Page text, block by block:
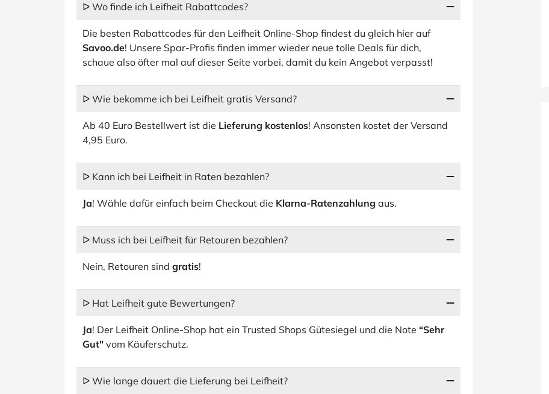
ᐅ Wo finde ich Leifheit Rabattcodes?
Die besten Rabattcodes für den Leifheit Online-Shop findest du gleich hier auf
Savoo.de! Unsere Spar-Profis finden immer wieder neue tolle Deals für dich,
schaue also öfter mal auf dieser Seite vorbei, damit du kein Angebot verpasst!
ᐅ Wie bekomme ich bei Leifheit gratis Versand?
Ab 40 Euro Bestellwert ist die Lieferung kostenlos! Ansonsten kostet der Versand
4,95 Euro.
ᐅ Kann ich bei Leifheit in Raten bezahlen?
Ja! Wähle dafür einfach beim Checkout die Klarna-Ratenzahlung aus.
ᐅ Muss ich bei Leifheit für Retouren bezahlen?
Nein, Retouren sind gratis!
ᐅ Hat Leifheit gute Bewertungen?
Ja! Der Leifheit Online-Shop hat ein Trusted Shops Gütesiegel und die Note “Sehr
Gut" vom Käuferschutz.
ᐅ Wie lange dauert die Lieferung bei Leifheit?